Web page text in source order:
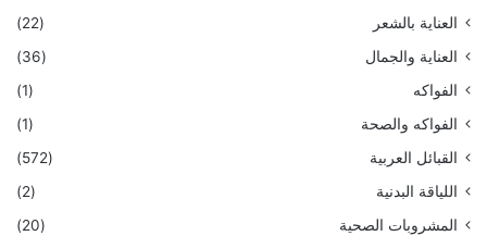
العناية بالشعر
(22)
العناية والجمال
(36)
الفواكه
(1)
الفواكه والصحة
(1)
القبائل العربية
(572)
اللياقة البدنية
(2)
المشروبات الصحية
(20)